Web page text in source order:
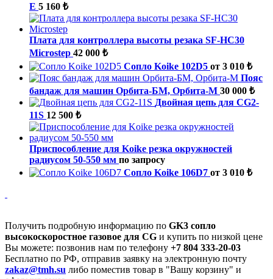
E 5 160 ₺
Плата для контроллера высоты резака SF-HC30
Microstep 42 000 ₺
Сопло Koike 102D5 от 3 010 ₺
Пояс
бандаж для машин Орбита-БМ, Орбита-М 30 000 ₺
Двойная цепь для CG2-
11S 12 500 ₺
Приспособление для Koike резка окружностей
радиусом 50-550 мм по запросу
Сопло Koike 106D7 от 3 010 ₺
Получить подробную информацию по GK3 сопло
высокоскоростное газовое для CG и купить по низкой цене
Вы можете: позвонив нам по телефону +7 804 333-20-03
Бесплатно по РФ, отправив заявку на электронную почту
zakaz@tmh.su либо поместив товар в "Вашу корзину" и